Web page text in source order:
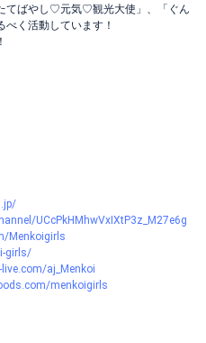
てばやし♡元気♡観光大使」、「ぐん
く活動しています！
UCcPkHMhwVxIXtP3z_M27e6g
Menkoigirls
girls/
aj_Menkoi
menkoigirls